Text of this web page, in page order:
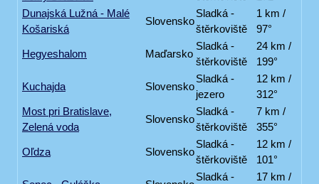
Dunajská Lužná - Malé
Košariská
Slovensko
Sladká -
štěrkoviště
1 km /
97°
Hegyeshalom Maďarsko
Sladká -
štěrkoviště
24 km /
199°
Kuchajda Slovensko
Sladká -
jezero
12 km /
312°
Most pri Bratislave,
Zelená voda
Slovensko
Sladká -
štěrkoviště
7 km /
355°
Oľdza Slovensko
Sladká -
štěrkoviště
12 km /
101°
Sladká - 17 km /